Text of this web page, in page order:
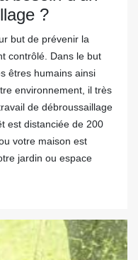
?
but de prévenir la
contrôlé. Dans le but
êtres humains ainsi
environnement, il très
de débroussaillage
est distanciée de 200
votre maison est
jardin ou espace